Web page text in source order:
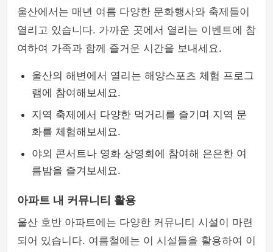
울산에서는 매년 여름 다양한 문화행사와 축제들이
열리고 있습니다. 가까운 곳에서 열리는 이벤트에 참
여하여 가족과 함께 즐거운 시간을 보내세요.
울산의 해변에서 열리는 해양스포츠 체험 프로그
램에 참여해보세요.
지역 축제에서 다양한 먹거리를 즐기며 지역 문
화를 체험해보세요.
야외 콘서트나 영화 상영회에 참여해 은은한 여
름밤을 즐겨보세요.
아파트 내 커뮤니티 활용
울산 호반 아파트에는 다양한 커뮤니티 시설이 마련
되어 있습니다. 여름철에는 이 시설들을 활용하여 이